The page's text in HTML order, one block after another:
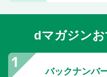
dマガジン
バックナンバ